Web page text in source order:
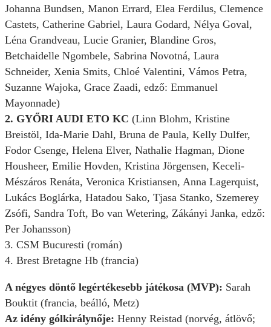
Johanna Bundsen, Manon Errard, Elea Ferdilus, Clemence
Castets, Catherine Gabriel, Laura Godard, Nélya Goval,
Léna Grandveau, Lucie Granier, Blandine Gros,
Betchaidelle Ngombele, Sabrina Novotná, Laura
Schneider, Xenia Smits, Chloé Valentini, Vámos Petra,
Suzanne Wajoka, Grace Zaadi, edző: Emmanuel
Mayonnade)
2. GYŐRI AUDI ETO KC (Linn Blohm, Kristine
Breistöl, Ida-Marie Dahl, Bruna de Paula, Kelly Dulfer,
Fodor Csenge, Helena Elver, Nathalie Hagman, Dione
Housheer, Emilie Hovden, Kristina Jörgensen, Keceli-
Mészáros Renáta, Veronica Kristiansen, Anna Lagerquist,
Lukács Boglárka, Hatadou Sako, Tjasa Stanko, Szemerey
Zsófi, Sandra Toft, Bo van Wetering, Zákányi Janka, edző:
Per Johansson)
3. CSM Bucuresti (román)
4. Brest Bretagne Hb (francia)
A négyes döntő legértékesebb játékosa (MVP): Sarah
Bouktit (francia, beálló, Metz)
Az idény gólkirálynője: Henny Reistad (norvég, átlövő;